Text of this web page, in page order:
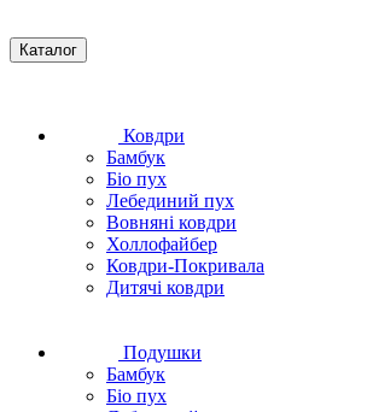
Каталог
Ковдри
Бамбук
Біо пух
Лебединий пух
Вовняні ковдри
Холлофайбер
Ковдри-Покривала
Дитячі ковдри
Подушки
Бамбук
Біо пух